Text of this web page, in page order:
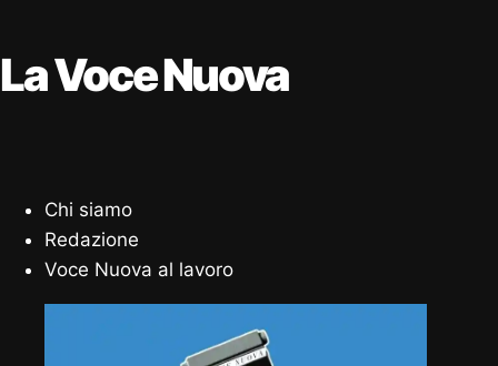
La Voce Nuova
Chi siamo
Redazione
Voce Nuova al lavoro